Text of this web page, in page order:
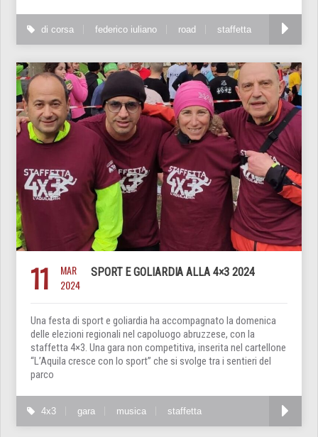
di corsa federico iuliano road staffetta
11
MAR
2024
SPORT E GOLIARDIA ALLA 4×3 2024
Una festa di sport e goliardia ha accompagnato la domenica
delle elezioni regionali nel capoluogo abruzzese, con la
staffetta 4×3. Una gara non competitiva, inserita nel cartellone
“L’Aquila cresce con lo sport” che si svolge tra i sentieri del
parco
4x3 gara musica staffetta